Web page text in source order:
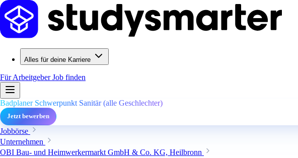
Alles für deine Karriere
Für ArbeitgeberJob finden
Badplaner Schwerpunkt Sanitär (alle Geschlechter)
Jetzt bewerben
Jobbörse
Unternehmen
OBI Bau- und Heimwerkermarkt GmbH & Co. KG, Heilbronn